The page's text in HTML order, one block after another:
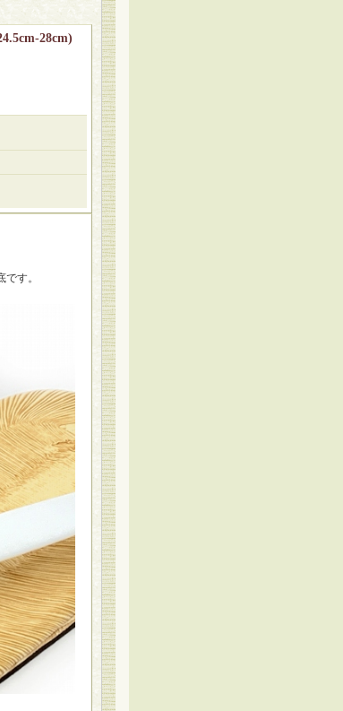
28cm)
す。